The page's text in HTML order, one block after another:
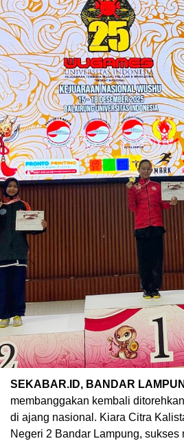
SEKABAR.ID, BANDAR
membanggakan kembali
di ajang nasional. Kiara Citra
Negeri 2 Bandar Lampung, sukses